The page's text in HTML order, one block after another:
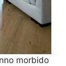
morbido